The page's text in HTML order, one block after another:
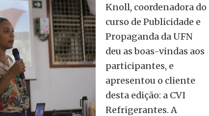
Knoll, coordenadora do
curso de Publicidade e
Propaganda da UFN
deu as boas-vindas aos
participantes, e
apresentou o cliente
desta edição: a CVI
Refrigerantes. A